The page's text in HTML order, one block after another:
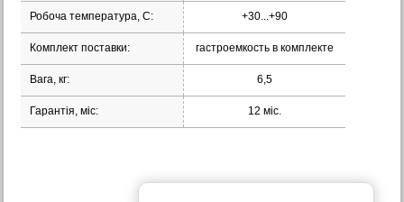
Робоча температура, С: +30...+90
Комплект поставки: гастроемкость в комплекте
Вага, кг: 6,5
Гарантія, міс: 12 міс.